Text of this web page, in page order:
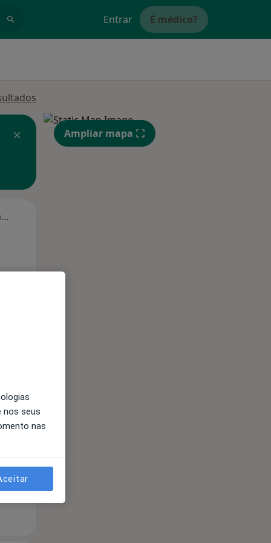
Entrar É médico?
Segunda-feira
11 Ago
Ampliar mapa
nos seus
nas